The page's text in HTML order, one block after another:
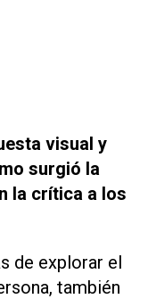
visual y
surgió la
la crítica a los
de explorar el
también